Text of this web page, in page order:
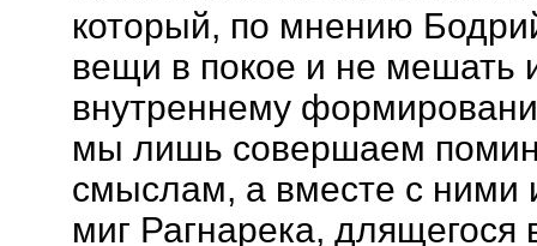
который, по мнению
вещи в покое и не мешать
внутреннему
мы лишь совершаем
смыслам, а вместе с
миг Рагнарека, длящегося